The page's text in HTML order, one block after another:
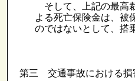
そして、上記の最高
よる死亡保険金は、被
のではないとして、搭
第三 交通事故における損